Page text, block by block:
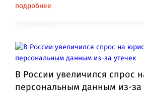
подробнее
В России увеличился спрос
персональным данным из-за